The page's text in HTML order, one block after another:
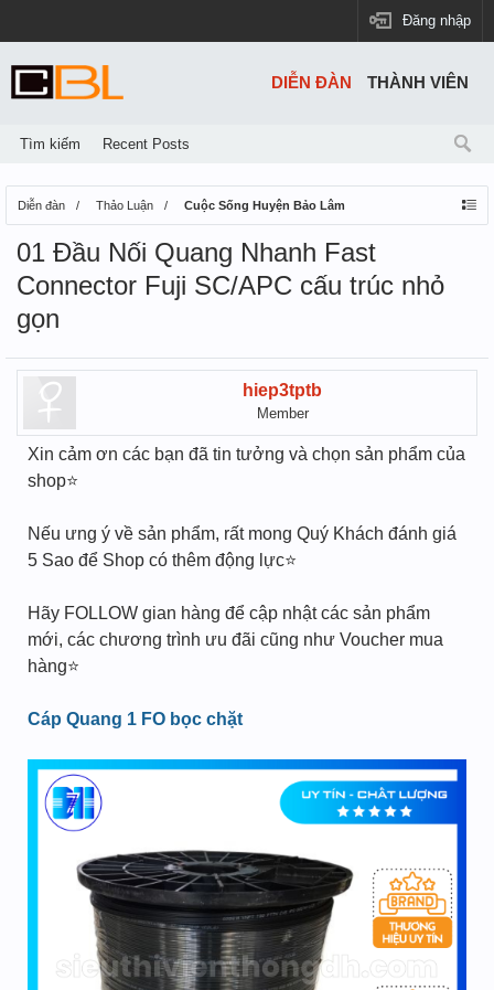
Đăng nhập
Diễn đàn Thảo Luận Cuộc Sống Huyện Bảo Lâm
01 Đầu Nối Quang Nhanh Fast
Connector Fuji SC/APC cấu trúc nhỏ
gọn
hiep3tptb
Member
Xin cảm ơn các bạn đã tin tưởng và chọn sản phẩm của
shop⭐
Nếu ưng ý về sản phẩm, rất mong Quý Khách đánh giá
5 Sao để Shop có thêm động lực⭐️
Hãy FOLLOW gian hàng để cập nhật các sản phẩm
mới, các chương trình ưu đãi cũng như Voucher mua
hàng⭐️
Cáp Quang 1 FO bọc chặt
DIỄN ĐÀN
Tìm kiếm Recent Posts
THÀNH VIÊN